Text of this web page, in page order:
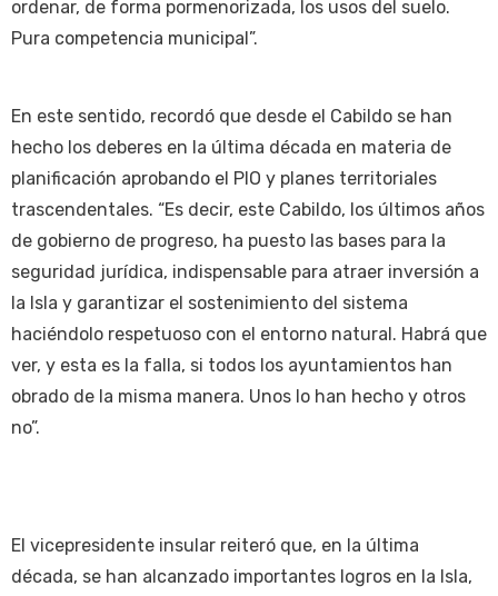
ordenar, de forma pormenorizada, los usos del suelo.
Pura competencia municipal”.
En este sentido, recordó que desde el Cabildo se han
hecho los deberes en la última década en materia de
planificación aprobando el PIO y planes territoriales
trascendentales. “Es decir, este Cabildo, los últimos años
de gobierno de progreso, ha puesto las bases para la
seguridad jurídica, indispensable para atraer inversión a
la Isla y garantizar el sostenimiento del sistema
haciéndolo respetuoso con el entorno natural. Habrá que
ver, y esta es la falla, si todos los ayuntamientos han
obrado de la misma manera. Unos lo han hecho y otros
no”.
El vicepresidente insular reiteró que, en la última
década, se han alcanzado importantes logros en la Isla,